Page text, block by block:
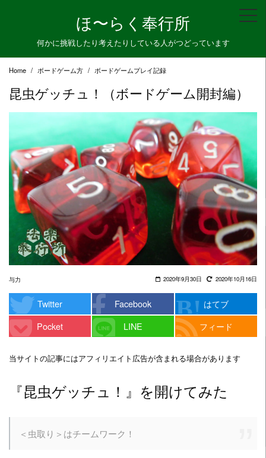
ほ〜らく奉行所
何かに挑戦したり考えたりしている人がつどっています
Home ボードゲーム方 ボードゲームプレイ記録
昆虫ゲッチュ！（ボードゲーム開封編）
与力 2020年9月30日 2020年10月16日
Twitter Facebook
はてブ
Pocket
LINE フィード
当サイトの記事にはアフィリエイト広告が含まれる場合があります
『昆虫ゲッチュ！』を開けてみた
＜虫取り＞はチームワーク！